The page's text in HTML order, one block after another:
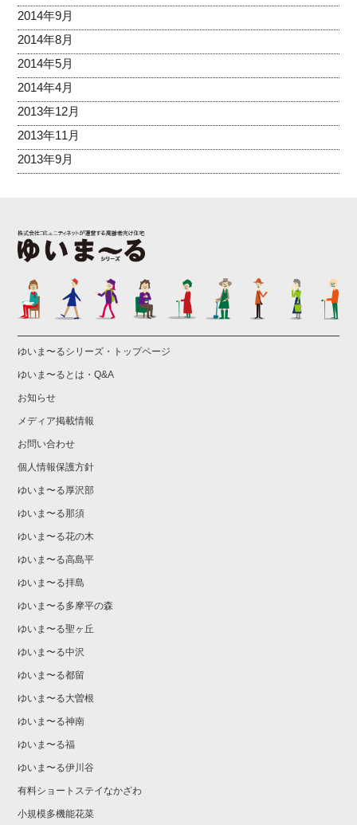
2014年9月
2014年8月
2014年5月
2014年4月
2013年12月
2013年11月
2013年9月
ゆいま〜るシリーズ・トップページ
ゆいま〜るとは・Q&A
お知らせ
メディア掲載情報
お問い合わせ
個人情報保護方針
ゆいま〜る厚沢部
ゆいま〜る那須
ゆいま〜る花の木
ゆいま〜る高島平
ゆいま〜る拝島
ゆいま〜る多摩平の森
ゆいま〜る聖ヶ丘
ゆいま〜る中沢
ゆいま〜る都留
ゆいま〜る大曽根
ゆいま〜る神南
ゆいま〜る福
ゆいま〜る伊川谷
有料ショートステイなかざわ
小規模多機能花菜